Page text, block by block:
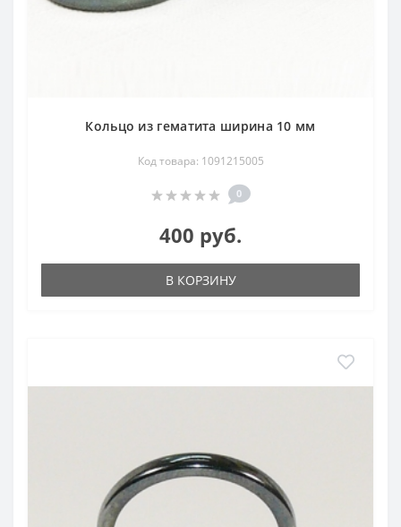
Кольцо из гематита ширина 10 мм
Код товара: 1091215005
0
400 руб.
В КОРЗИНУ